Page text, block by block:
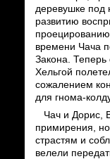
деревушке под
развитию
времени Чача
Закона. Теперь
Хельгой
сожалением
для гнома-
Чач и Дорис,
примирения,
страстям и
велели